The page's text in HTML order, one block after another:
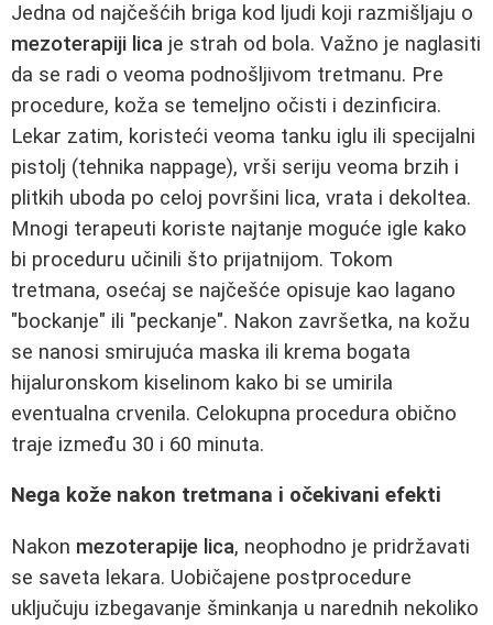
Jedna od najčešćih briga kod ljudi koji razmišljaju o
mezoterapiji lica je strah od bola. Važno je naglasiti
da se radi o veoma podnošljivom tretmanu. Pre
procedure, koža se temeljno očisti i dezinficira.
Lekar zatim, koristeći veoma tanku iglu ili specijalni
pistolj (tehnika nappage), vrši seriju veoma brzih i
plitkih uboda po celoj površini lica, vrata i dekoltea.
Mnogi terapeuti koriste najtanje moguće igle kako
bi proceduru učinili što prijatnijom. Tokom
tretmana, osećaj se najčešće opisuje kao lagano
"bockanje" ili "peckanje". Nakon završetka, na kožu
se nanosi smirujuća maska ili krema bogata
hijaluronskom kiselinom kako bi se umirila
eventualna crvenila. Celokupna procedura obično
traje između 30 i 60 minuta.
Nega kože nakon tretmana i očekivani efekti
Nakon mezoterapije lica, neophodno je pridržavati
se saveta lekara. Uobičajene postprocedure
uključuju izbegavanje šminkanja u narednih nekoliko